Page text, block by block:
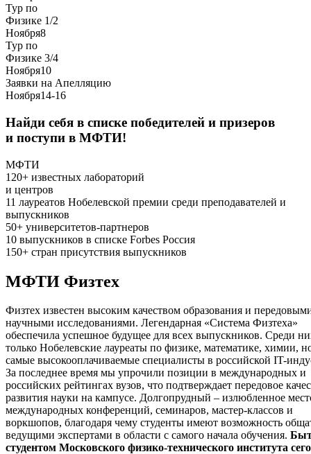
Тур по
Физике 1/2
Ноября8
Тур по
Физике 3/4
Ноября10
Заявки на Апелляцию
Ноября14-16
Найди себя в списке победителей и призеров
и поступи в МФТИ!
МФТИ
120+ известных лабораторий
и центров
11 лауреатов Нобелевской премии среди преподавателей и
выпускников
50+ университетов-партнеров
10 выпускников в списке Forbes Россия
150+ стран присутствия выпускников
МФТИ Физтех
Физтех известен высоким качеством образования и
научными исследованиями. Легендарная «Система Физтеха»
обеспечила успешное будущее для всех выпускников. Среди
только Нобелевские лауреаты по физике, математике, химии,
самые высокооплачиваемые специалисты в российской IT-
За последнее время мы упрочили позиции в международных и
российских рейтингах вузов, что подтверждает передовое
развития науки на кампусе. Долгопрудный – излюбленное
международных конференций, семинаров, мастер-классов и
воркшопов, благодаря чему студенты имеют возможность
ведущими экспертами в области с самого начала обучения.
студентом Московского физико-технического института